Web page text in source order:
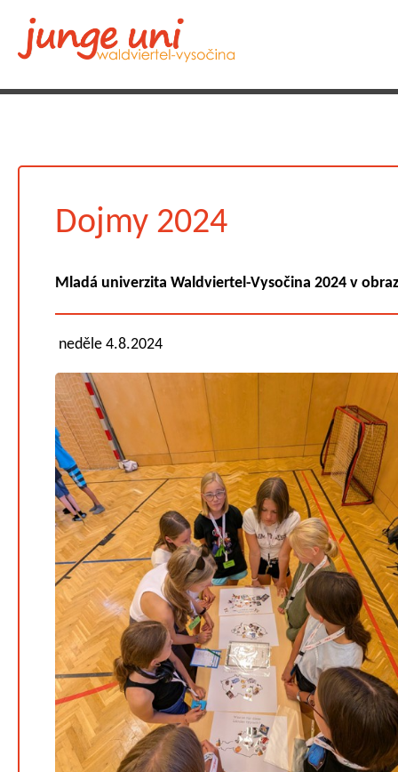
Dojmy 2024
Mladá univerzita Waldviertel-Vysočina 2024 v
neděle 4.8.2024